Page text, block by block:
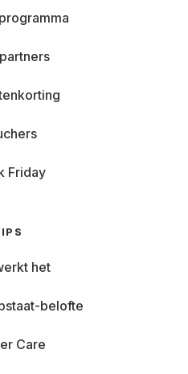
Friday
het
belofte
Care